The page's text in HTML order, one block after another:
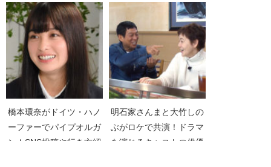
彼女いたから？【火曜サ
プライズ】
【ARASHI】【Turning
Up】【緊急記者会見】
橋本環奈がドイツ・ハノ
ーファーでパイプオルガ
ン！SNS投稿や行き方紹
明石家さんまと大竹しの
ぶがロケで共演！ドラマ
を演じるキャストの俳優